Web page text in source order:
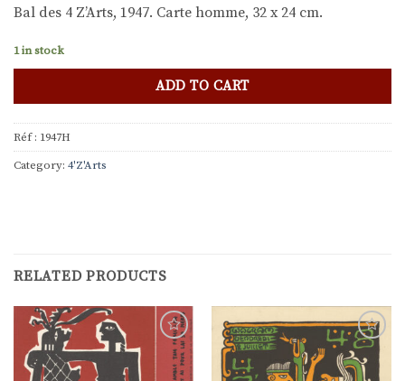
Bal des 4 Z’Arts, 1947. Carte homme, 32 x 24 cm.
1 in stock
ADD TO CART
Réf : 1947H
Category: 4'Z'Arts
RELATED PRODUCTS
Ajouter
à la
liste de
Ajouter
à la
liste de